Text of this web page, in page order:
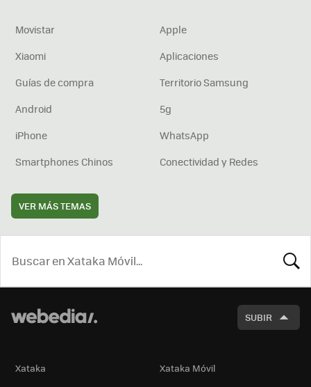
Movistar
Apple
Xiaomi
Aplicaciones
Guías de compra
Territorio Samsung
Android
5g
iPhone
WhatsApp
Smartphones Chinos
Conectividad y Redes
VER MÁS TEMAS
SUBIR
Xataka
Xataka Móvil